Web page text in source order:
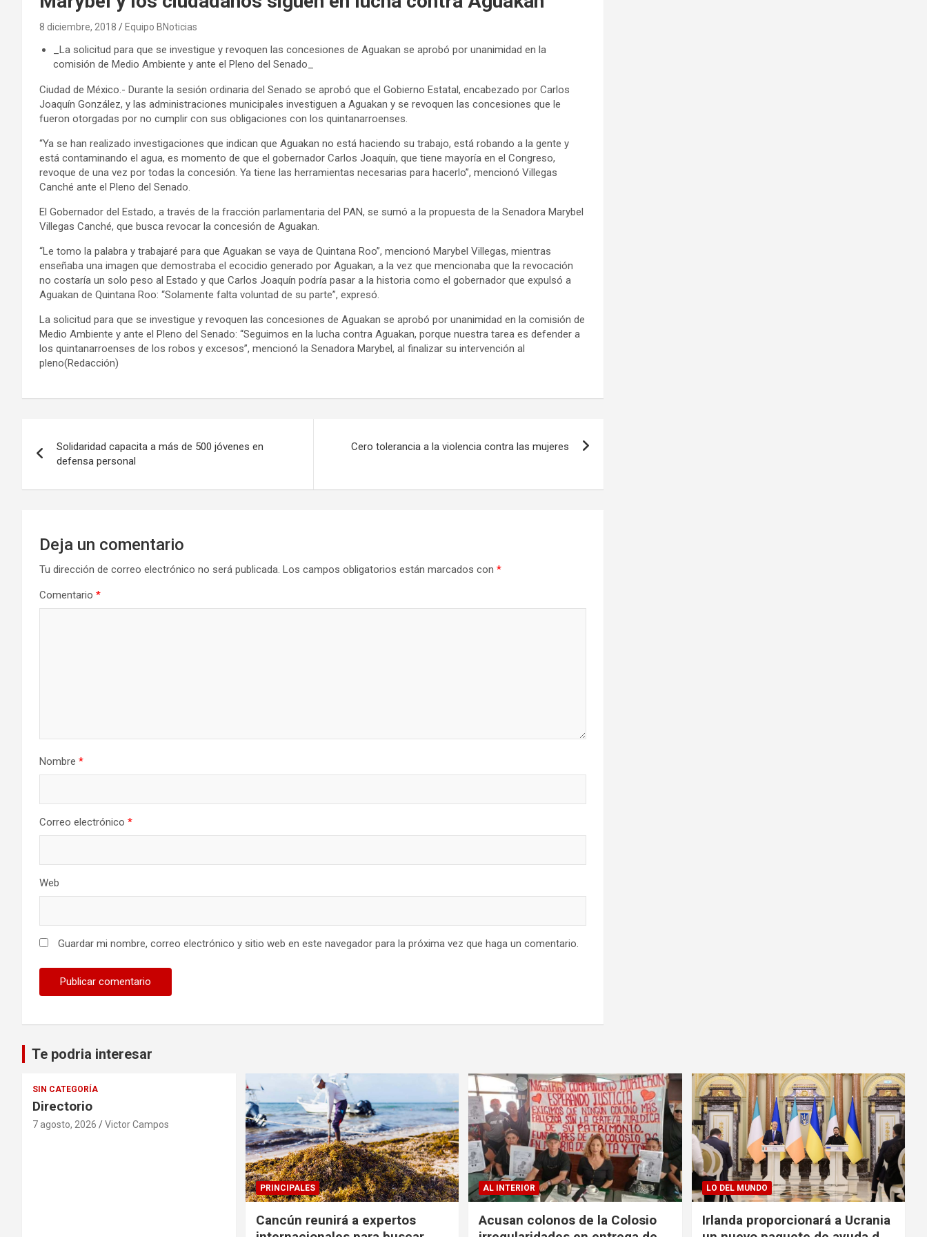
8 diciembre, 2018 Equipo BNoticias
_La solicitud para que se investigue y revoquen las concesiones de Aguakan se aprobó por unanimidad en la
comisión de Medio Ambiente y ante el Pleno del Senado_
Ciudad de México.- Durante la sesión ordinaria del Senado se aprobó que el Gobierno Estatal, encabezado por Carlos
Joaquín González, y las administraciones municipales investiguen a Aguakan y se revoquen las concesiones que le
fueron otorgadas por no cumplir con sus obligaciones con los quintanarroenses.
“Ya se han realizado investigaciones que indican que Aguakan no está haciendo su trabajo, está robando a la gente y
está contaminando el agua, es momento de que el gobernador Carlos Joaquín, que tiene mayoría en el Congreso,
revoque de una vez por todas la concesión. Ya tiene las herramientas necesarias para hacerlo”, mencionó Villegas
Canché ante el Pleno del Senado.
El Gobernador del Estado, a través de la fracción parlamentaria del PAN, se sumó a la propuesta de la Senadora Marybel
Villegas Canché, que busca revocar la concesión de Aguakan.
“Le tomo la palabra y trabajaré para que Aguakan se vaya de Quintana Roo”, mencionó Marybel Villegas, mientras
enseñaba una imagen que demostraba el ecocidio generado por Aguakan, a la vez que mencionaba que la revocación
no costaría un solo peso al Estado y que Carlos Joaquín podría pasar a la historia como el gobernador que expulsó a
Aguakan de Quintana Roo: “Solamente falta voluntad de su parte”, expresó.
La solicitud para que se investigue y revoquen las concesiones de Aguakan se aprobó por unanimidad en la comisión de
Medio Ambiente y ante el Pleno del Senado: “Seguimos en la lucha contra Aguakan, porque nuestra tarea es defender a
los quintanarroenses de los robos y excesos”, mencionó la Senadora Marybel, al finalizar su intervención al
pleno(Redacción)
de
entradas
Solidaridad capacita a más de 500 jóvenes en
defensa personal
Cero tolerancia a la violencia contra las mujeres
Deja un comentario
Tu dirección de correo electrónico no será publicada. Los campos obligatorios están marcados con *
Comentario *
Nombre *
Correo electrónico *
Web
Guardar mi nombre, correo electrónico y sitio web en este navegador para la próxima vez que haga un comentario.
Te podria interesar
SIN CATEGORÍA
Directorio
7 agosto, 2026 Victor Campos
PRINCIPALES
Cancún reunirá a expertos
AL INTERIOR
Acusan colonos de la Colosio
LO DEL MUNDO
Irlanda proporcionará a Ucrania